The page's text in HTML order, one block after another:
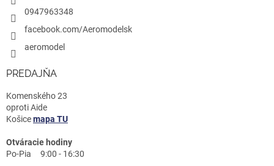
0947963348
facebook.com/Aeromodelsk
aeromodel
PREDAJŇA
Komenského 23
oproti Aide
Košicemapa TU
Otváracie hodiny
Po-Pia 9:00 - 16:30